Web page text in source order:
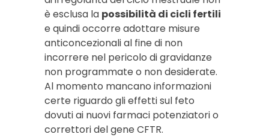
è esclusa la possibilità di cicli fertili
e quindi occorre adottare misure
anticoncezionali al fine di non
incorrere nel pericolo di gravidanze
non programmate o non desiderate.
Al momento mancano informazioni
certe riguardo gli effetti sul feto
dovuti ai nuovi farmaci potenziatori o
correttori del gene CFTR.